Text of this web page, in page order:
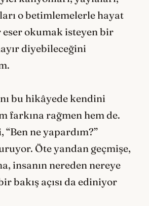
o betimlemelerle hayat
okumak isteyen bir
diyebileceğini
bu hikâyede kendini
farkına rağmen hem de.
“Ben ne yapardım?”
Öte yandan geçmişe,
insanın nereden nereye
bakış açısı da ediniyor